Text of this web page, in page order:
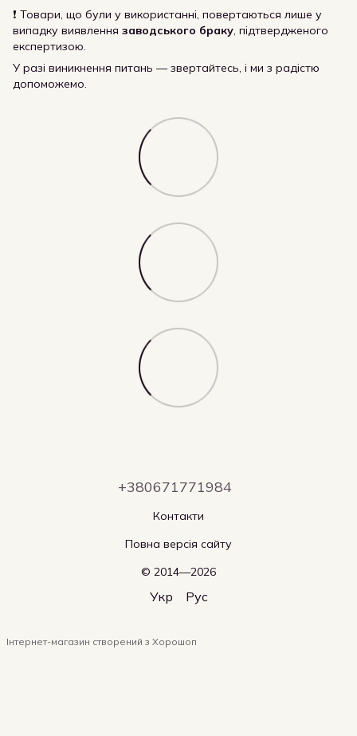
❗ Товари, що були у використанні, повертаються лише у
випадку виявлення заводського браку, підтвердженого
експертизою.
У разі виникнення питань — звертайтесь, і ми з радістю
допоможемо.
+380671771984
Контакти
Повна версія сайту
© 2014—2026
Укр Рус
Інтернет-магазин створений з Хорошоп